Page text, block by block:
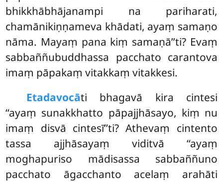
bhikkhābhājanampi na pariharati,
chamānikiṇṇameva khādati, ayaṃ samaṇo
nāma. Mayaṃ pana kiṃ samaṇā’’ti? Evaṃ
sabbaññubuddhassa pacchato carantova
imaṃ pāpakaṃ vitakkaṃ vitakkesi.
Etadavocāti bhagavā kira cintesi
‘‘ayaṃ sunakkhatto pāpajjhāsayo, kiṃ nu
imaṃ disvā cintesī’’ti? Athevaṃ cintento
tassa ajjhāsayaṃ viditvā ‘‘ayaṃ
moghapuriso mādisassa sabbaññuno
pacchato āgacchanto acelaṃ arahāti